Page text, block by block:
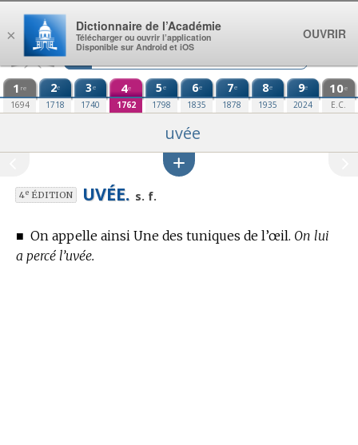
Aller au contenu
1 re
1694
2e
1718
3e
1740
4e
1762
5e
1798
6e
1835
7e
1878
8e
1935
9e
2024
10e
E.C.
uvée
4eÉDITION UVÉE. s. f.
■ On appelle ainsi Une des tuniques de l’œil. On lui
a percé l’uvée.
×
Dictionnaire de l’Académie
Télécharger ou ouvrir l’application
Disponible sur Android et iOS
OUVRIR